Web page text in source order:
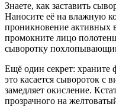
Знаете, как заставить
Наносите её на влажную
проникновение активных
промокните лицо
сыворотку
Ещё один секрет: храните
это касается сывороток
замедляет окисление.
прозрачного на